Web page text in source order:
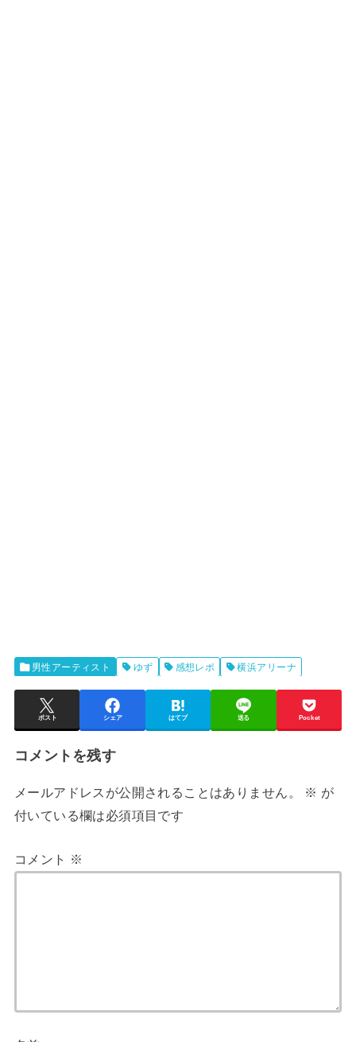
男性アーティスト ゆず 感想レポ 横浜アリーナ
ポスト シェア はてブ 送る Pocket
コメントを残す
メールアドレスが公開されることはありません。 ※ が
付いている欄は必須項目です
コメント ※